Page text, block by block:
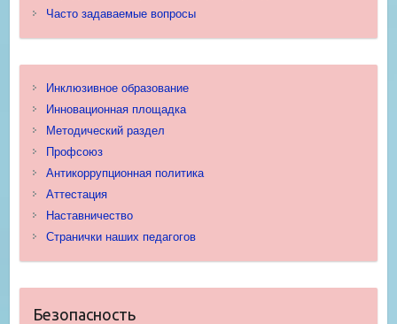
Часто задаваемые вопросы
Инклюзивное образование
Инновационная площадка
Методический раздел
Профсоюз
Антикоррупционная политика
Аттестация
Наставничество
Странички наших педагогов
Безопасность